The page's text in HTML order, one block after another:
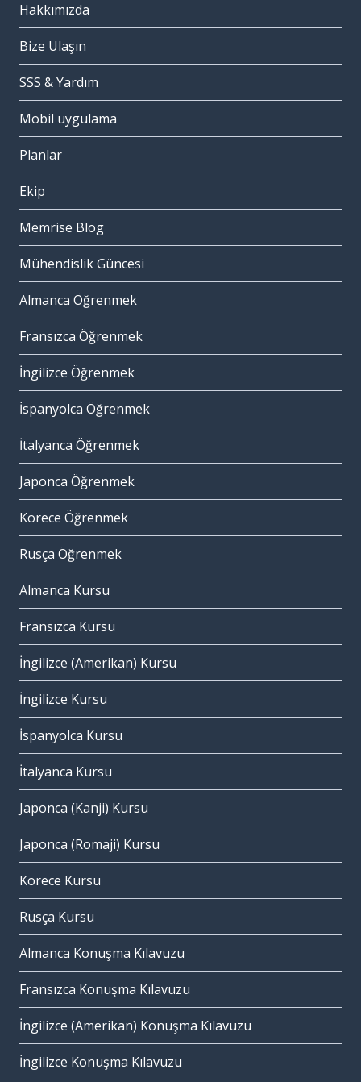
Hakkımızda
Bize Ulaşın
SSS & Yardım
Mobil uygulama
Planlar
Ekip
Memrise Blog
Mühendislik Güncesi
Almanca Öğrenmek
Fransızca Öğrenmek
İngilizce Öğrenmek
İspanyolca Öğrenmek
İtalyanca Öğrenmek
Japonca Öğrenmek
Korece Öğrenmek
Rusça Öğrenmek
Almanca Kursu
Fransızca Kursu
İngilizce (Amerikan) Kursu
İngilizce Kursu
İspanyolca Kursu
İtalyanca Kursu
Japonca (Kanji) Kursu
Japonca (Romaji) Kursu
Korece Kursu
Rusça Kursu
Almanca Konuşma Kılavuzu
Fransızca Konuşma Kılavuzu
İngilizce (Amerikan) Konuşma Kılavuzu
İngilizce Konuşma Kılavuzu